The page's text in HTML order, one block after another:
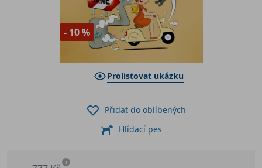
- 10 %
Prolistovat ukázku
i
Přidat do oblíbených
Hlídací pes